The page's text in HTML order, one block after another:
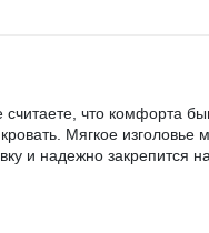
что комфорта
Мягкое изголовье
и надежно закрепится